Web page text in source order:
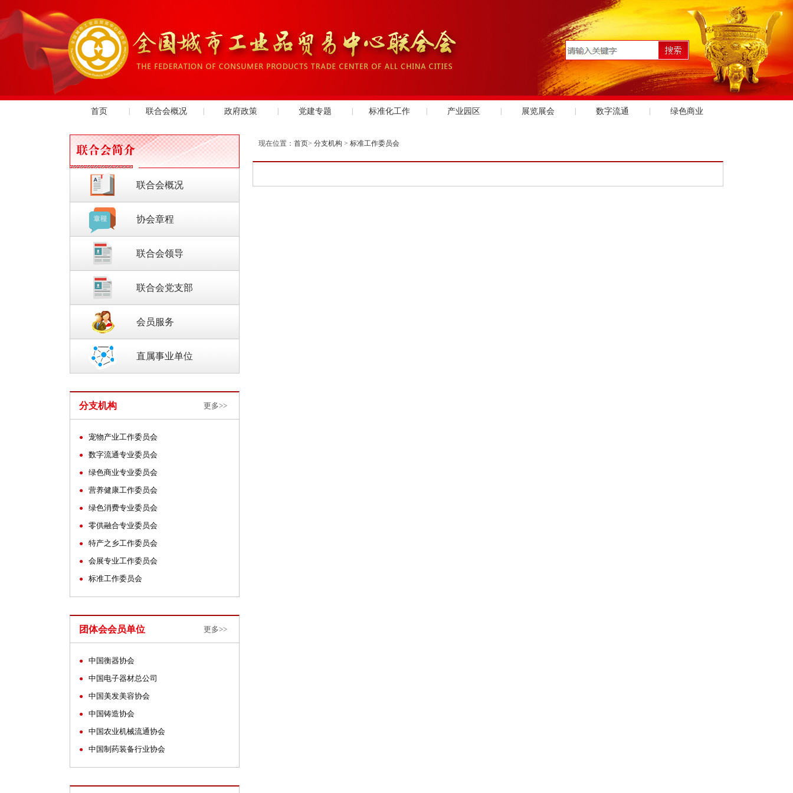
首页 联合会概况 政府政策 党建专题 标准化工作 产业园区 展览展会 数字流通 绿色商业
联合会概况
协会章程
联合会领导
联合会党支部
会员服务
直属事业单位
分支机构 更多>>
● 宠物产业工作委员会
● 数字流通专业委员会
● 绿色商业专业委员会
● 营养健康工作委员会
● 绿色消费专业委员会
● 零供融合专业委员会
● 特产之乡工作委员会
● 会展专业工作委员会
● 标准工作委员会
团体会会员单位 更多>>
● 中国衡器协会
● 中国电子器材总公司
● 中国美发美容协会
● 中国铸造协会
● 中国农业机械流通协会
● 中国制药装备行业协会
现在位置： 首页> 分支机构 > 标准工作委员会